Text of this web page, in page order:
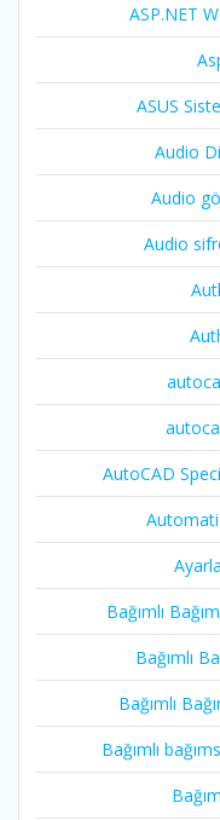
ASP.NET
ASUS
Audio
Audio
Audio
AutoCAD
Bağımlı
Bağımlı
Bağımlı
Bağımlı